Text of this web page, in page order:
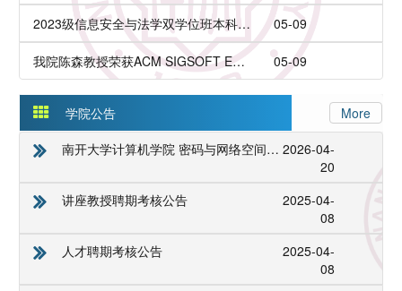
2023级信息安全与法学双学位班本科生余辰民以第一作者在CCF-A类会议发表论文 05-09
我院陈森教授荣获ACM SIGSOFT Early Career Researcher Award 05-09
学院公告
More
南开大学计算机学院 密码与网络空间安全学院 劳务派遣制人员招聘公告 2026-04-
20
讲座教授聘期考核公告
2025-04-
08
人才聘期考核公告
2025-04-
08